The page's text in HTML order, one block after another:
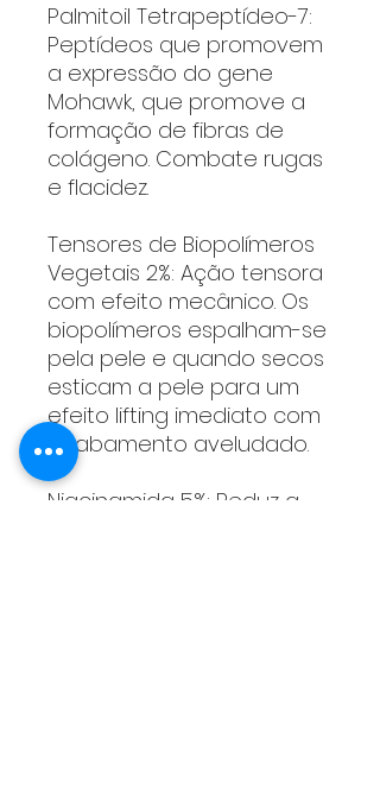
Palmitoil Tetrapeptídeo-7:
Peptídeos que promovem
a expressão do gene
Mohawk, que promove a
formação de fibras de
colágeno. Combate rugas
e flacidez.
Tensores de Biopolímeros
Vegetais 2%: Ação tensora
com efeito mecânico. Os
biopolímeros espalham-se
pela pele e quando secos
esticam a pele para um
efeito lifting imediato com
acabamento aveludado.
Niacinamida 5%: Reduz a